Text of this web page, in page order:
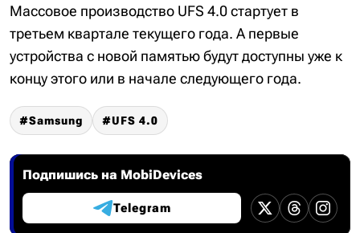
Массовое производство UFS 4.0 стартует в
третьем квартале текущего года. А первые
устройства с новой памятью будут доступны уже к
концу этого или в начале следующего года.
Samsung UFS 4.0
Подпишись на MobiDevices
Telegram